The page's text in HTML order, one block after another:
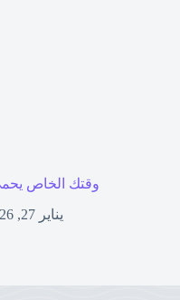
وقتك الخاص
يناير 27, 2026